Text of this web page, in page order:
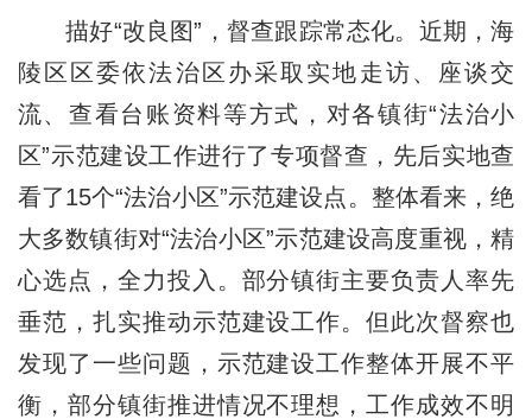
描好“改良图”，督查跟踪常态化。近期，海
陵区区委依法治区办采取实地走访、座谈交
流、查看台账资料等方式，对各镇街“法治小
区”示范建设工作进行了专项督查，先后实地查
看了15个“法治小区”示范建设点。整体看来，绝
大多数镇街对“法治小区”示范建设高度重视，精
心选点，全力投入。部分镇街主要负责人率先
垂范，扎实推动示范建设工作。但此次督察也
发现了一些问题，示范建设工作整体开展不平
衡，部分镇街推进情况不理想，工作成效不明